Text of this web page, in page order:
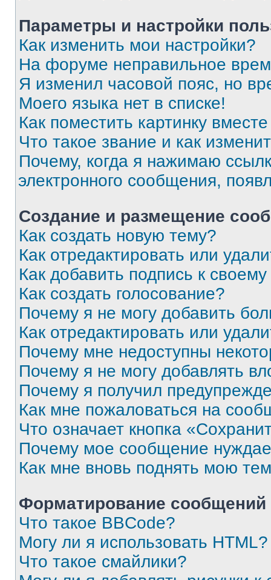
Параметры и настройки
Как изменить мои настройки?
На форуме неправильное
Я изменил часовой пояс, но
Моего языка нет в списке!
Как поместить картинку
Что такое звание и как
Почему, когда я нажимаю
электронного сообщения,
Создание и размещение
Как создать новую тему?
Как отредактировать или
Как добавить подпись к
Как создать голосование?
Почему я не могу добавить
Как отредактировать или
Почему мне недоступны
Почему я не могу добавлять
Почему я получил
Как мне пожаловаться на
Что означает кнопка
Почему мое сообщение
Как мне вновь поднять мою
Форматирование
Что такое BBCode?
Могу ли я использовать HTML?
Что такое смайлики?